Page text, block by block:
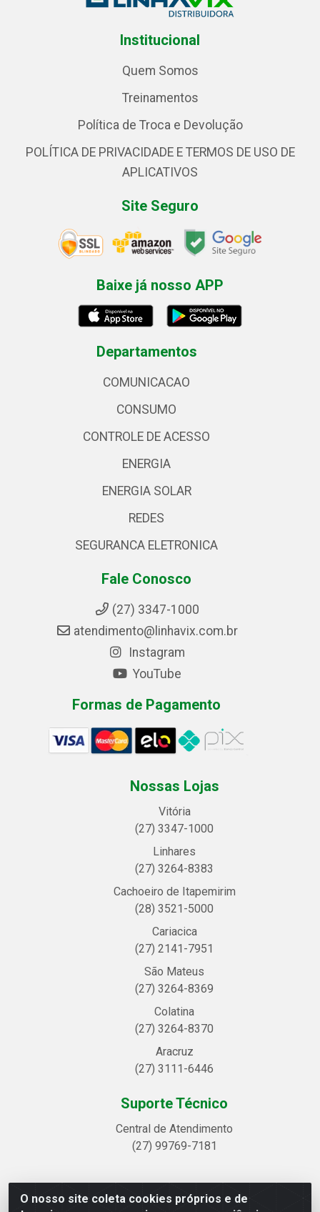
O nosso site coleta cookies próprios e de
Institucional
Quem Somos
Treinamentos
Política de Troca e Devolução
POLÍTICA DE PRIVACIDADE E TERMOS DE USO DE
APLICATIVOS
Site Seguro
Baixe já nosso APP
Departamentos
COMUNICACAO
CONSUMO
CONTROLE DE ACESSO
ENERGIA
ENERGIA SOLAR
REDES
SEGURANCA ELETRONICA
Fale Conosco
(27) 3347-1000
atendimento@linhavix.com.br
Instagram
YouTube
Formas de Pagamento
Nossas Lojas
Vitória
(27) 3347-1000
Linhares
(27) 3264-8383
Cachoeiro de Itapemirim
(28) 3521-5000
Cariacica
(27) 2141-7951
São Mateus
(27) 3264-8369
Colatina
(27) 3264-8370
Aracruz
(27) 3111-6446
Suporte Técnico
Central de Atendimento
(27) 99769-7181
Linhavix Distribuidora LTDA - Avenida Alegre, 2521 -